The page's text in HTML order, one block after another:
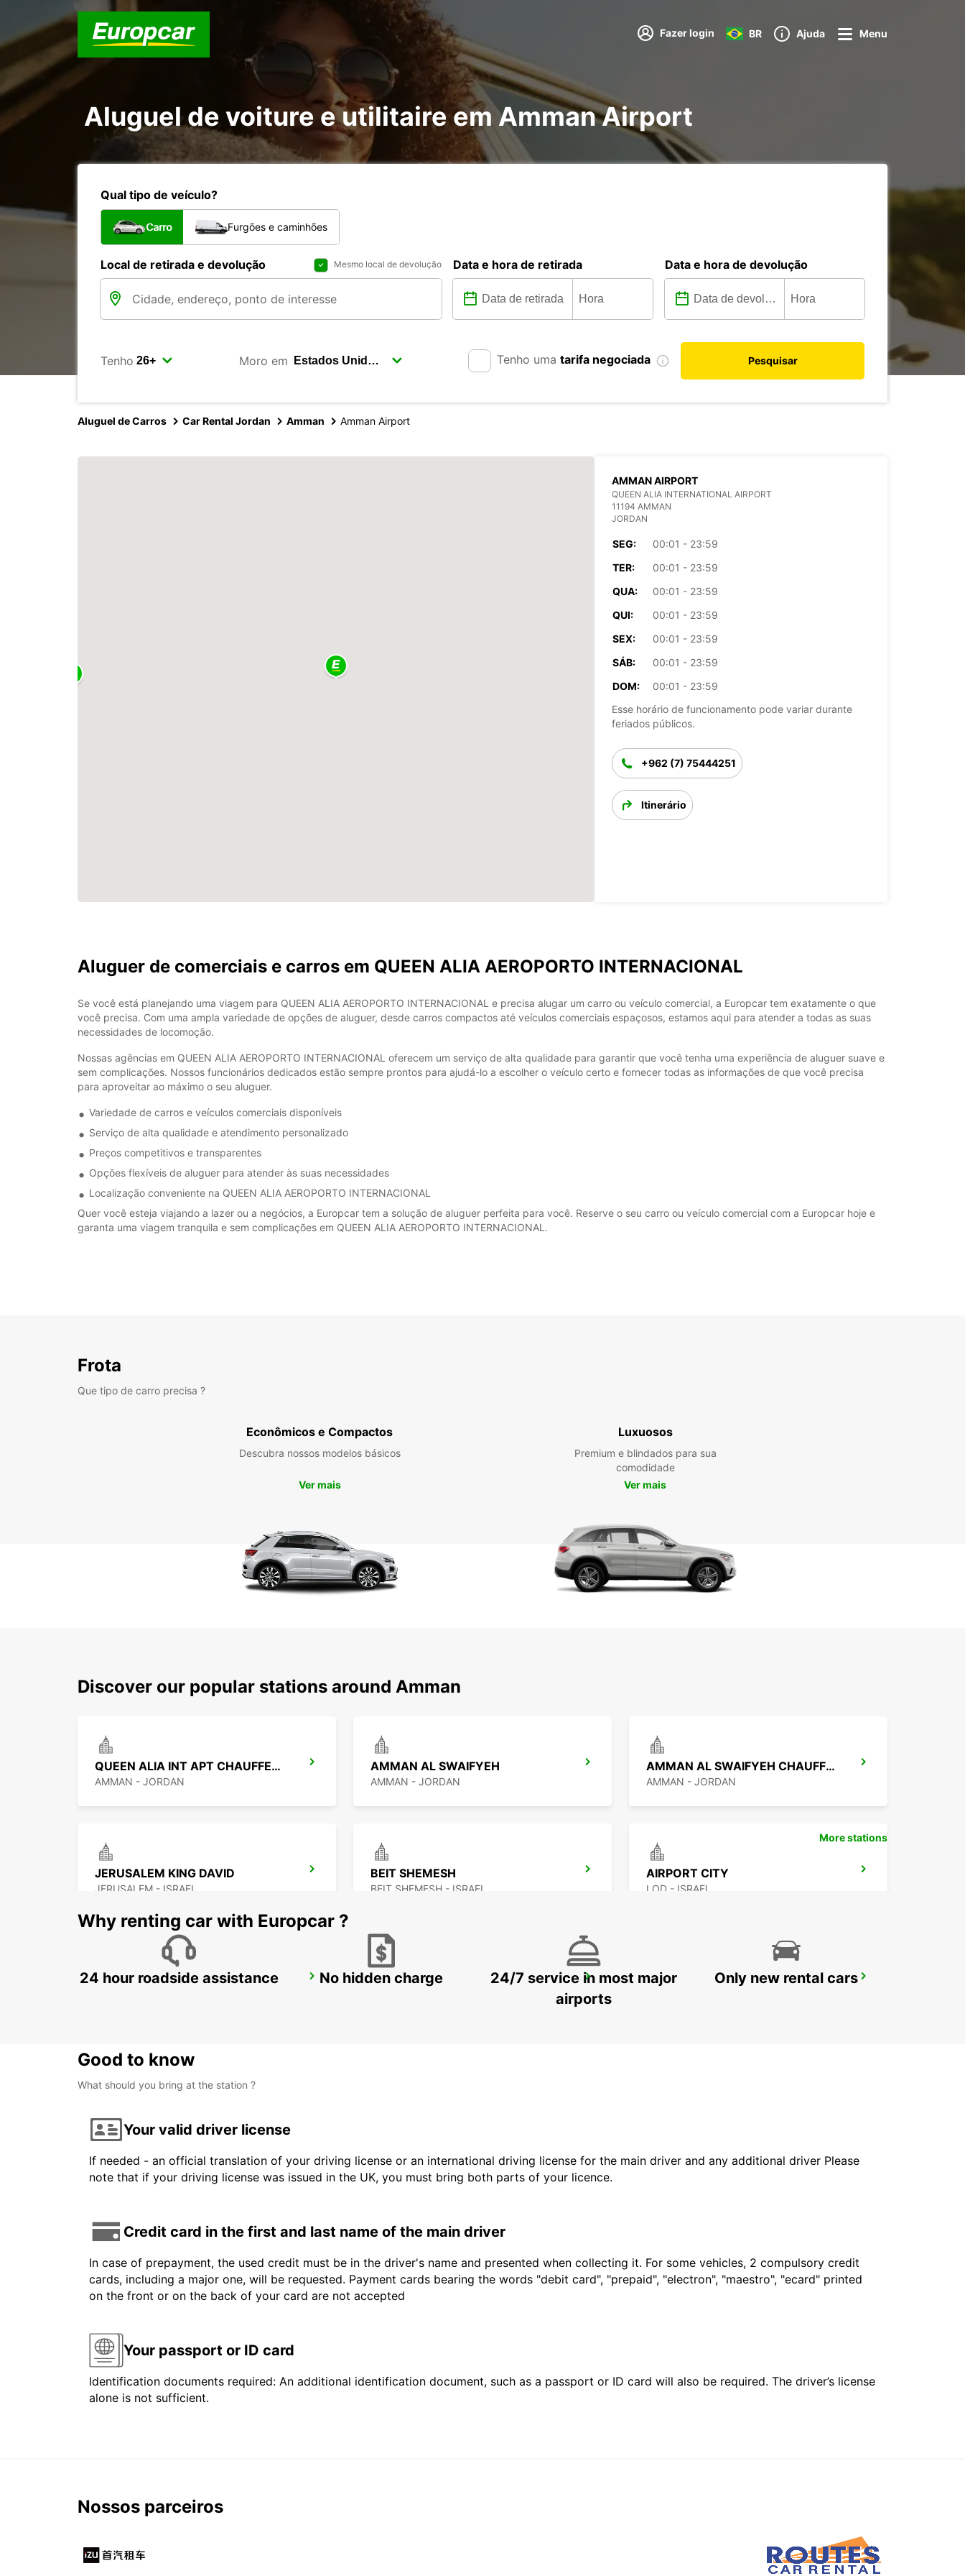
Fazer login BR Ajuda Menu
Aluguel de voiture e utilitaire em Amman Airport
Qual tipo de veículo?
Carro Furgões e caminhões
Local de retirada e devolução Mesmo local de devolução Data e hora de retirada Data e hora de devolução
Tenho Moro em Tenho uma tarifa negociada Pesquisar
Aluguel de Carros Car Rental Jordan Amman Amman Airport
AMMAN AIRPORT
QUEEN ALIA INTERNATIONAL AIRPORT
11194 AMMAN
JORDAN
SEG:
00:01 - 23:59
TER:
00:01 - 23:59
QUA:
00:01 - 23:59
QUI:
00:01 - 23:59
SEX:
00:01 - 23:59
SÁB:
00:01 - 23:59
DOM:
00:01 - 23:59
Esse horário de funcionamento pode variar durante
feriados públicos.
+962 (7) 75444251
Itinerário
Aluguer de comerciais e carros em QUEEN ALIA AEROPORTO INTERNACIONAL
Se você está planejando uma viagem para QUEEN ALIA AEROPORTO INTERNACIONAL e precisa alugar um carro ou veículo comercial, a Europcar tem exatamente o que
você precisa. Com uma ampla variedade de opções de aluguer, desde carros compactos até veículos comerciais espaçosos, estamos aqui para atender a todas as suas
necessidades de locomoção.
Nossas agências em QUEEN ALIA AEROPORTO INTERNACIONAL oferecem um serviço de alta qualidade para garantir que você tenha uma experiência de aluguer suave e
sem complicações. Nossos funcionários dedicados estão sempre prontos para ajudá-lo a escolher o veículo certo e fornecer todas as informações de que você precisa
para aproveitar ao máximo o seu aluguer.
Variedade de carros e veículos comerciais disponíveis
Serviço de alta qualidade e atendimento personalizado
Preços competitivos e transparentes
Opções flexíveis de aluguer para atender às suas necessidades
Localização conveniente na QUEEN ALIA AEROPORTO INTERNACIONAL
Quer você esteja viajando a lazer ou a negócios, a Europcar tem a solução de aluguer perfeita para você. Reserve o seu carro ou veículo comercial com a Europcar hoje e
garanta uma viagem tranquila e sem complicações em QUEEN ALIA AEROPORTO INTERNACIONAL.
Frota
Que tipo de carro precisa ?
Econômicos e Compactos
Descubra nossos modelos básicos
Ver mais
Luxuosos
Premium e blindados para sua
comodidade
Ver mais
Discover our popular stations around Amman
QUEEN ALIA INT APT CHAUFFEUR SERV
AMMAN - JORDAN
AMMAN AL SWAIFYEH
AMMAN - JORDAN
AMMAN AL SWAIFYEH CHAUFFEUR SERVICE
AMMAN - JORDAN
JERUSALEM KING DAVID
JERUSALEM - ISRAEL
BEIT SHEMESH
BEIT SHEMESH - ISRAEL
AIRPORT CITY
LOD - ISRAEL
TEL AVIV BEN GURION INT AIRPORT KFAR SABA PETAH TIKVA
More stations
Why renting car with Europcar ?
24 hour roadside assistance No hidden charge
24/7 service in most major
airports
Only new rental cars
Good to know
What should you bring at the station ?
Your valid driver license
If needed - an official translation of your driving license or an international driving license for the main driver and any additional driver Please
note that if your driving license was issued in the UK, you must bring both parts of your licence.
Credit card in the first and last name of the main driver
In case of prepayment, the used credit must be in the driver's name and presented when collecting it. For some vehicles, 2 compulsory credit
cards, including a major one, will be requested. Payment cards bearing the words "debit card", "prepaid", "electron", "maestro", "ecard" printed
on the front or on the back of your card are not accepted
Your passport or ID card
Identification documents required: An additional identification document, such as a passport or ID card will also be required. The driver’s license
alone is not sufficient.
Nossos parceiros